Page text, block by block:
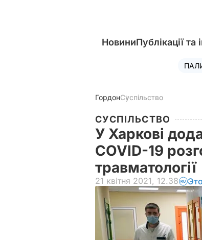
НовиниПублікації та
ГордонСуспільство
СУСПІЛЬСТВО
У Харкові
COVID-19
травматології
21 квітня 2021, 12.38